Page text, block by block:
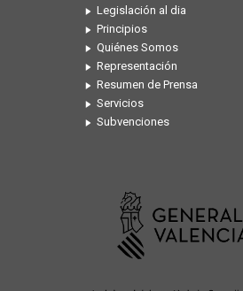
Legislación al dia
Principios
Quiénes Somos
Representación
Resumen de Prensa
Servicios
Subvenciones